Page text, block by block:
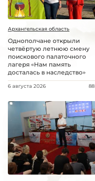
Архангельская область
Однополчане открыли
четвёртую летнюю смену
поискового палаточного
лагеря «Нам память
досталась в наследство»
6 августа 2026 88